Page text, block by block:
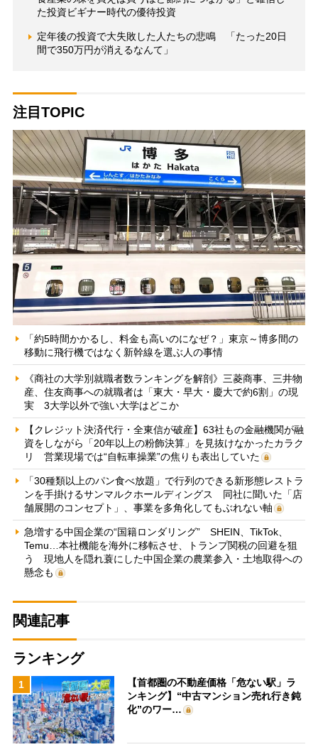
た投資ビギナー時代の優待投資
定年後の投資で大失敗した人たちの悲鳴 「たった20日
間で350万円が消えるなんて」
注目TOPIC
「約5時間かかるし、料金も高いのになぜ？」東京～博多間の
移動に飛行機ではなく新幹線を選ぶ人の事情
《商社の大学別就職者数ランキングを解剖》三菱商事、三井物
産、住友商事への就職者は「東大・早大・慶大で約6割」の現
実 3大学以外で強い大学はどこか
【クレジット決済代行・全東信が破産】63社もの金融機関が融
資をしながら「20年以上の粉飾決算」を見抜けなかったカラク
リ 営業現場では“自転車操業”の焦りも表出していた
「30種類以上のパン食べ放題」で行列のできる新形態レストラ
ンを手掛けるサンマルクホールディングス 同社に聞いた「店
舗展開のコンセプト」、事業を多角化してもぶれない軸
急増する中国企業の“国籍ロンダリング” SHEIN、TikTok、
Temu…本社機能を海外に移転させ、トランプ関税の回避を狙
う 現地人を隠れ蓑にした中国企業の農業参入・土地取得への
懸念も
関連記事
ランキング
1
【首都圏の不動産価格「危ない駅」ラ
ンキング】“中古マンション売れ行き鈍
化”のワー…